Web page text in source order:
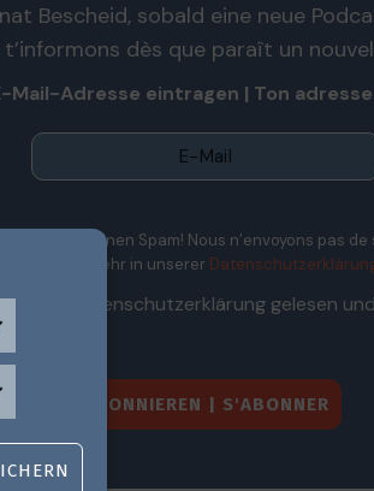
Bescheid, sobald eine neue
t’informons dès que paraît un
Mail-Adresse eintragen | Ton
Wir senden keinen Spam! Nous n’envoyons pas de
Erfahre mehr in unserer
die Datenschutzerklärung gelesen